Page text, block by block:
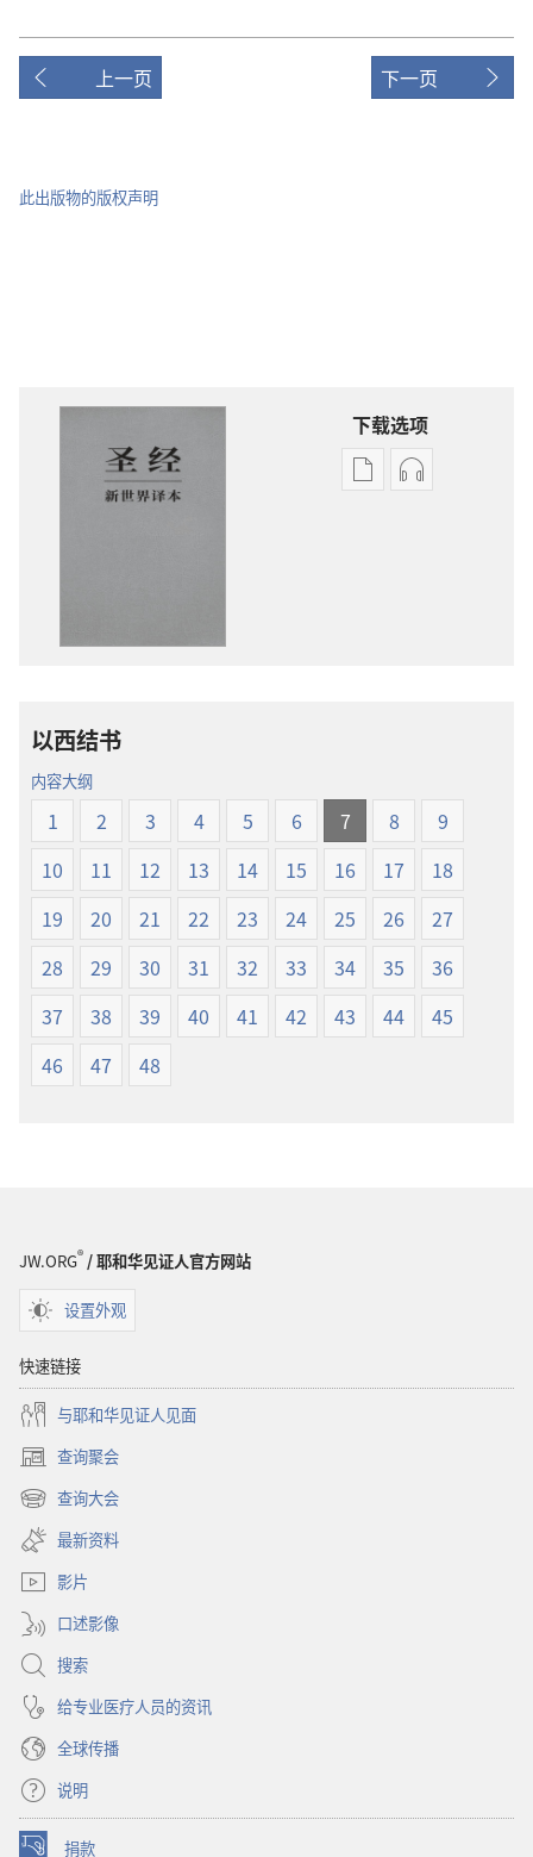
上一页 下一页
此出版物的版权声明
下载选项
电
新
界
译
录
译
以西结书
内容大纲
1 2 3 4 5 6 7 8
9
10
11 12 13 14 15 16 17
18
19
20 21 22 23 24 25 26
27
28
29 30 31 32 33 34 35
36
37
38 39 40 41 42 43 44
45
46
47 48
JW.ORG® / 耶和华见证人官方网站
设置外观
快速链接
与耶和华见证人见面
查询聚会
（打
开
新
窗
口）
查询大会
（打
开
新
窗
最新资料
影片
口述影像
搜索
给专业医疗人员的资讯
全球传播
说明
捐款